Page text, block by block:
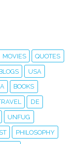
MOVIES QUOTES
USA
BOOKS
DE
UNFUG
PHILOSOPHY